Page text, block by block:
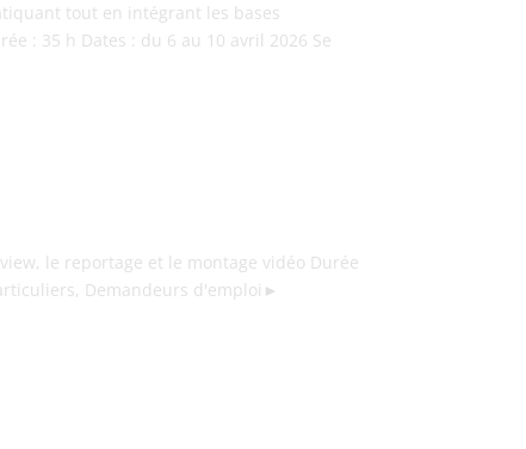
tout en intégrant les bases
: 35 h Dates : du 6 au 10 avril 2026 Se
le reportage et le montage vidéo Durée
Demandeurs d'emploi►